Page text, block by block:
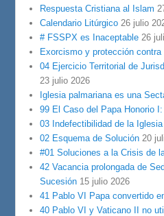
Respuesta Cristiana al Islam
Calendario Litúrgico 26 julio
# FSSPX es Inaceptable 26
Exorcismo y protección contra
04 Ejercicio Territorial de
23 julio 2026
Iglesia palmariana es una
99 El Caso del Papa Honorio
03 Indefectibilidad de la
02 Esquema de Solución 20
#01 Soluciones a la Crisis de
42 Vacancia prolongada de
Sucesión 15 julio 2026
41 Pablo VI Papa convertido
40 Pablo VI y Vaticano II no